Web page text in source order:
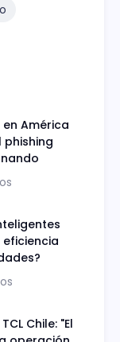
América
phishing
Chile: "El